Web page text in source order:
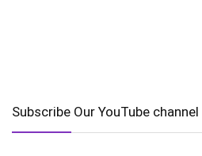
Subscribe Our YouTube channel